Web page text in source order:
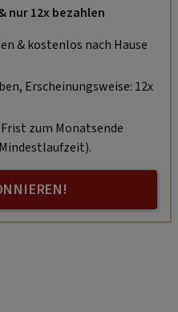
nur 12x bezahlen
& kostenlos nach Hause
Erscheinungsweise: 12x
zum Monatsende